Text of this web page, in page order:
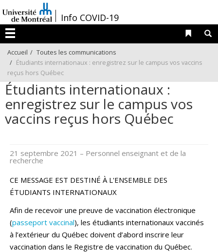
au
contenu
/Info COVID-19
Menu
Liens
Accueil
Toutes les communications
Étudiants internationaux : enregistrez sur le campus vos vaccins
reçus hors Québec
Étudiants internationaux :
enregistrez sur le campus vos
vaccins reçus hors Québec
21 septembre 2021 – Personnel enseignant et de la
recherche
CE MESSAGE EST DESTINÉ À L'ENSEMBLE DES
ÉTUDIANTS INTERNATIONAUX
Afin de recevoir une preuve de vaccination électronique
(passeport vaccinal), les étudiants internationaux vaccinés
à l’extérieur du Québec doivent d’abord inscrire leur
vaccination dans le Registre de vaccination du Québec.